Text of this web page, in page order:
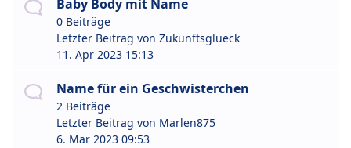
Baby Body mit Name
0 Beiträge
Letzter Beitrag von Zukunftsglueck
11. Apr 2023 15:13
Name für ein Geschwisterchen
2 Beiträge
Letzter Beitrag von Marlen875
6. Mär 2023 09:53